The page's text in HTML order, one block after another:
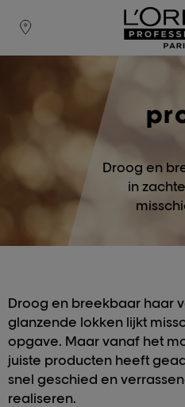
Droog en
in
Droog en breekbaar haar
glanzende lokken lijkt
opgave. Maar vanaf het
juiste producten heeft
snel geschied en
realiseren.